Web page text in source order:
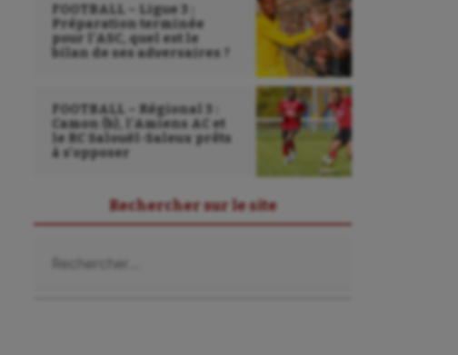
FOOTBALL – Ligue 3 :
Préparation terminée
pour l’ASC, quel est le
bilan de ses adversaires ?
FOOTBALL – Régional 3 :
Camon (b), l’Amiens AC et
le RC Salouël-Saleux prêts
à s’opposer
Rechercher sur le site